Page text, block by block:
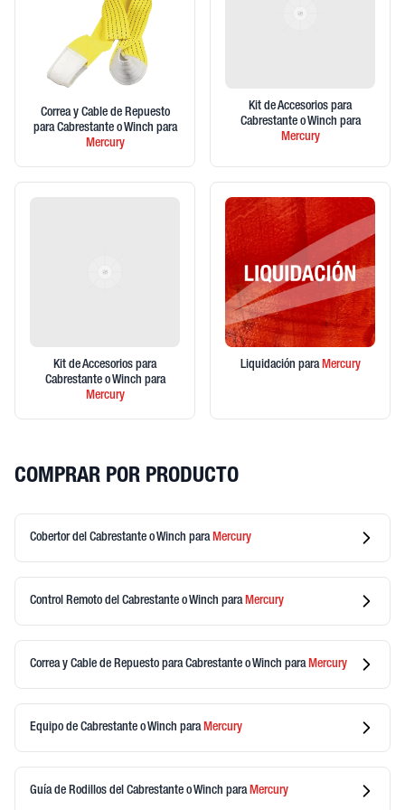
Correa y Cable de Repuesto
para Cabrestante o Winch para
Mercury
Kit de Accesorios para
Cabrestante o Winch para
Mercury
Kit de Accesorios para
Cabrestante o Winch para
Mercury
Liquidación paraMercury
COMPRAR POR PRODUCTO
Cobertor del Cabrestante o Winch para Mercury
Control Remoto del Cabrestante o Winch para Mercury
Correa y Cable de Repuesto para Cabrestante o Winch para Mercury
Equipo de Cabrestante o Winch para Mercury
Guía de Rodillos del Cabrestante o Winch para Mercury